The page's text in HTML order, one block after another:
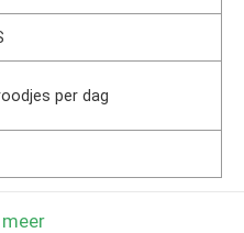
per dag
meer